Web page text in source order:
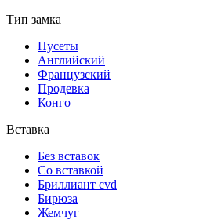
Тип замка
Пусеты
Английский
Французский
Продевка
Конго
Вставка
Без вставок
Со вставкой
Бриллиант cvd
Бирюза
Жемчуг